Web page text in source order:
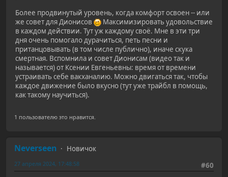
Более продвинутый уровень, когда комфорт освоен -- или
же совет для Дионисов
Максимизировать удовольствие
в каждом действии. Тут уж каждому своё. Мне в эти три
дня очень помогало дурачиться, петь песни и
пританцовывать (в том числе публично), иначе скука
смертная. Вспомнила и совет Дионисам (видео так и
называется) от Ксении Евгеньевны: время от времени
устраивать себе вакханалию. Можно двигаться так, чтобы
каждое движение было вкусно (тут уже трайбл в помощь,
как такому научиться).
1 пользователю это нравится.
Neverseen
Новичок
#60
27 апреля 2024, 17:48:58